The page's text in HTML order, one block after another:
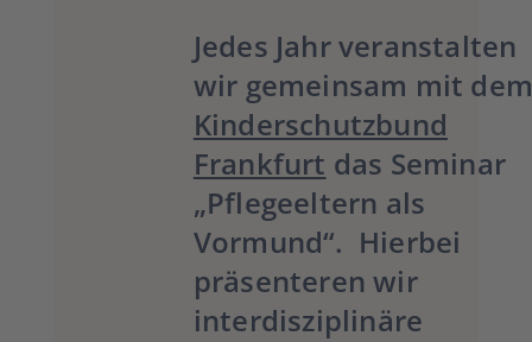
Jedes Jahr veranstalten
wir gemeinsam mit dem
Kinderschutzbund
Frankfurt das Seminar
„Pflegeeltern als
Vormund“. Hierbei
präsenteren wir
interdisziplinäre